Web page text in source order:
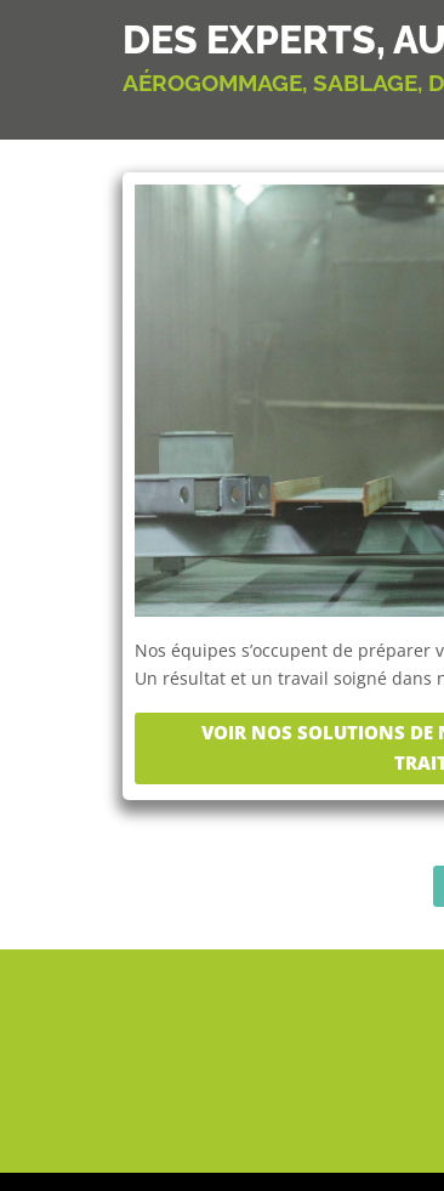
DES EXPERTS,
AÉROGOMMAGE, SABLAGE,
Nos équipes s’occupent de
Un résultat et un travail soigné dans
VOIR NOS SOLUTIONS DE